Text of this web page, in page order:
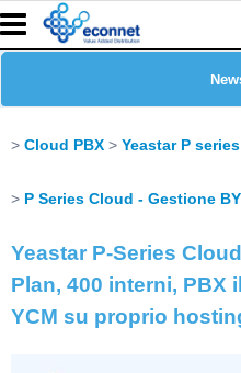
Chi
Cloud PBX Yeastar P
P Series Cloud - Gestione
Yeastar P-Series
Plan, 400 interni, PBX
YCM su proprio